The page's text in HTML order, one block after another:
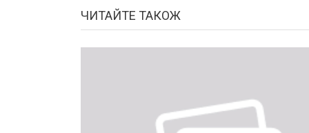
ЧИТАЙТЕ ТАКОЖ